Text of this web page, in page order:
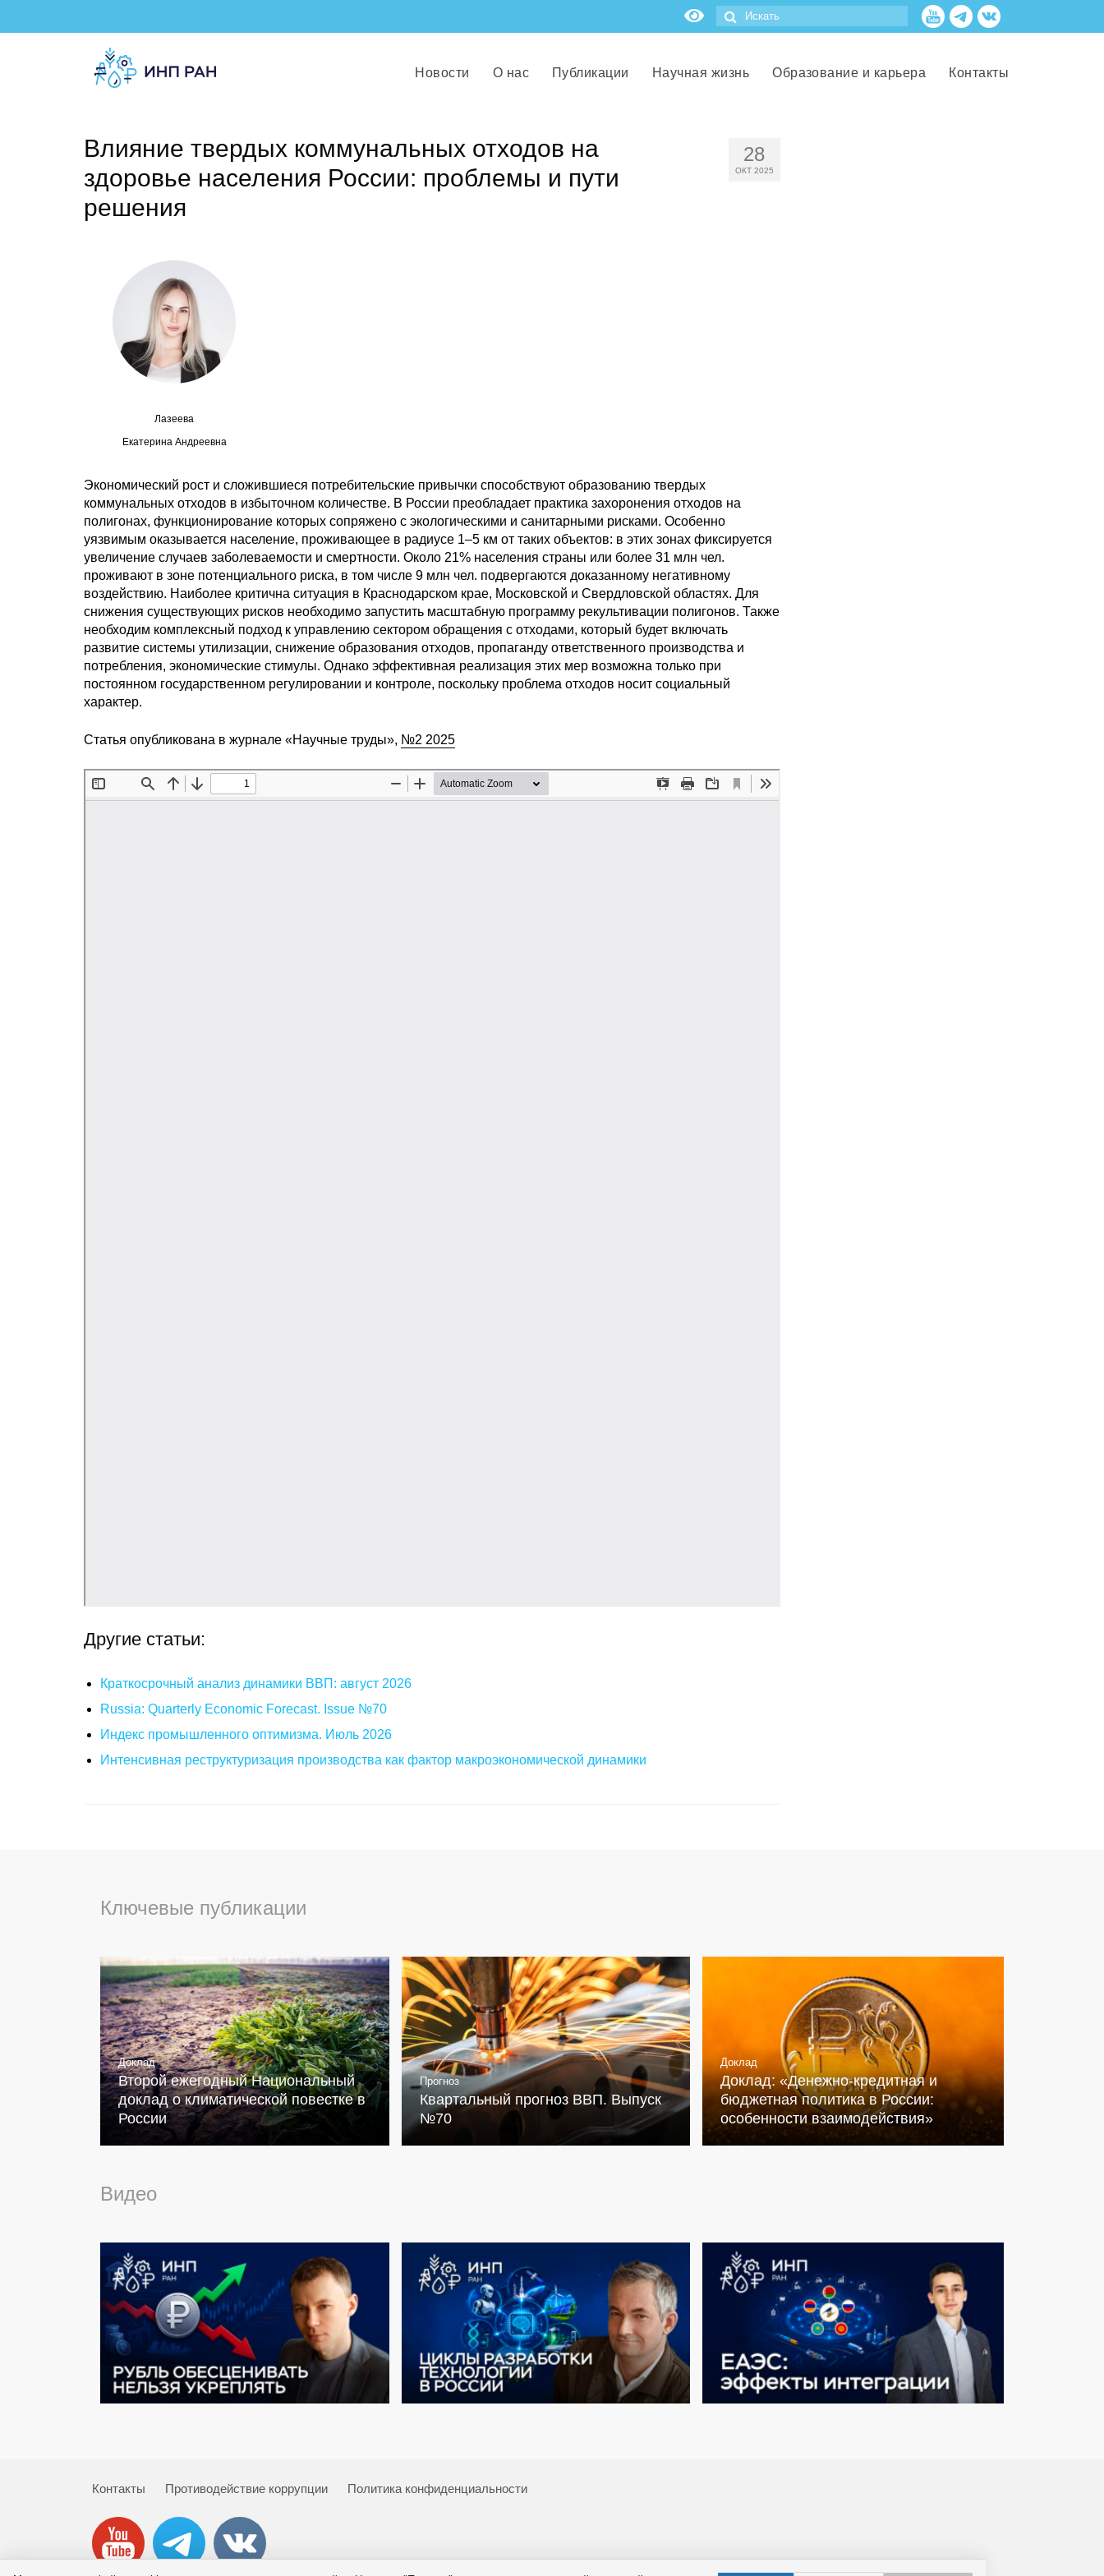
Новости О нас Публикации Научная жизнь Образование и карьера Контакты
28
ОКТ 2025
Влияние твердых коммунальных отходов на
здоровье населения России: проблемы и пути
решения
Лазеева
Екатерина Андреевна
Экономический рост и сложившиеся потребительские привычки способствуют образованию твердых
коммунальных отходов в избыточном количестве. В России преобладает практика захоронения отходов на
полигонах, функционирование которых сопряжено с экологическими и санитарными рисками. Особенно
уязвимым оказывается население, проживающее в радиусе 1–5 км от таких объектов: в этих зонах фиксируется
увеличение случаев заболеваемости и смертности. Около 21% населения страны или более 31 млн чел.
проживают в зоне потенциального риска, в том числе 9 млн чел. подвергаются доказанному негативному
воздействию. Наиболее критична ситуация в Краснодарском крае, Московской и Свердловской областях. Для
снижения существующих рисков необходимо запустить масштабную программу рекультивации полигонов. Также
необходим комплексный подход к управлению сектором обращения с отходами, который будет включать
развитие системы утилизации, снижение образования отходов, пропаганду ответственного производства и
потребления, экономические стимулы. Однако эффективная реализация этих мер возможна только при
постоянном государственном регулировании и контроле, поскольку проблема отходов носит социальный
характер.
Статья опубликована в журнале «Научные труды», №2 2025
Другие статьи:
Краткосрочный анализ динамики ВВП: август 2026
Russia: Quarterly Economic Forecast. Issue №70
Индекс промышленного оптимизма. Июль 2026
Интенсивная реструктуризация производства как фактор макроэкономической динамики
Ключевые публикации
Доклад
Второй ежегодный Национальный
доклад о климатической повестке в
России
Прогноз
Квартальный прогноз ВВП. Выпуск
№70
Доклад
Доклад: «Денежно-кредитная и
бюджетная политика в России:
особенности взаимодействия»
Видео
Контакты Противодействие коррупции Политика конфиденциальности